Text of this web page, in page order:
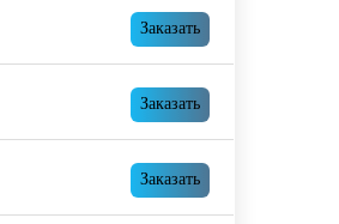
Заказать
Заказать
Заказать